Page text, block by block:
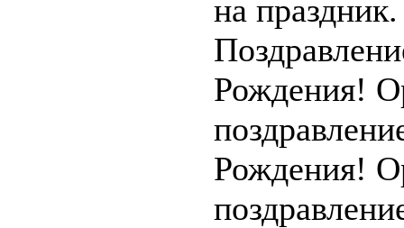
на
Рождения!
Рождения!